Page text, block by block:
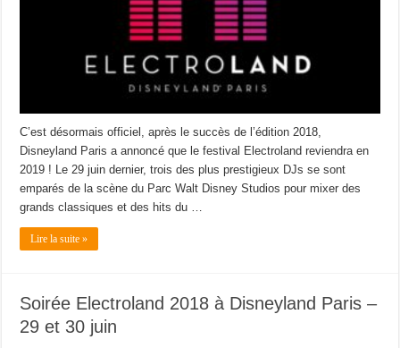
C’est désormais officiel, après le succès de l’édition 2018,
Disneyland Paris a annoncé que le festival Electroland reviendra en
2019 ! Le 29 juin dernier, trois des plus prestigieux DJs se sont
emparés de la scène du Parc Walt Disney Studios pour mixer des
grands classiques et des hits du …
Lire la suite »
Soirée Electroland 2018 à Disneyland Paris –
29 et 30 juin